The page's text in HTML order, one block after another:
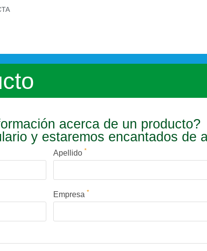
acerca de un producto?
y estaremos encantados de
Apellido *
Empresa *